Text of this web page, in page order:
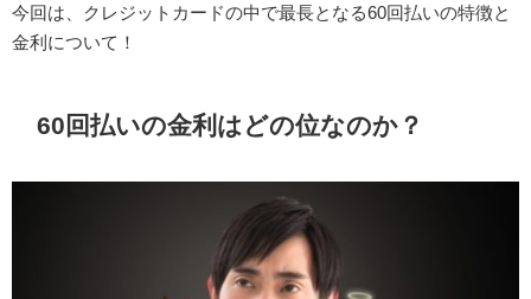
今回は、クレジットカードの中で最長となる60回払いの特徴と
金利について！
60回払いの金利はどの位なのか？